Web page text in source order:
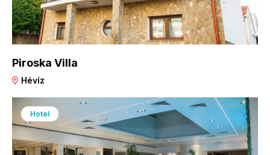
Piroska Villa
Hévíz
Hotel